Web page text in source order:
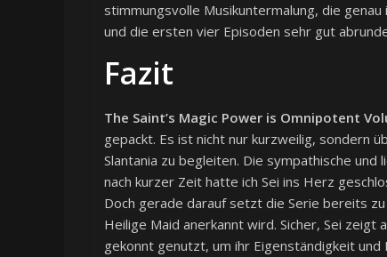
stimmungsvolle Musikuntermalung, die
und die ersten vier Episoden sehr gut
Fazit
The Saint’s Magic Power is Omnipotent
gepackt. Es ist nicht nur kurzweilig, sondern
Slantania zu begleiten. Die sympathische
nach kurzer Zeit hatte ich Sei ins Herz
Doch gerade darauf setzt die Serie bereits
Heilige Maid anerkannt wird. Sicher, Sei
gekonnt genutzt, um ihr Eigenständigkeit